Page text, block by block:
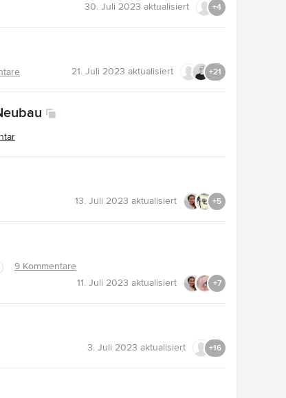
30. Juli 2023 aktualisiert +4
21. Juli 2023 aktualisiert +21
13. Juli 2023 aktualisiert +5
9 Kommentare
11. Juli 2023 aktualisiert +7
3. Juli 2023 aktualisiert +16